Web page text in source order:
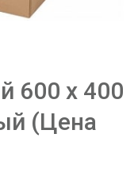
600 х 400
(Цена